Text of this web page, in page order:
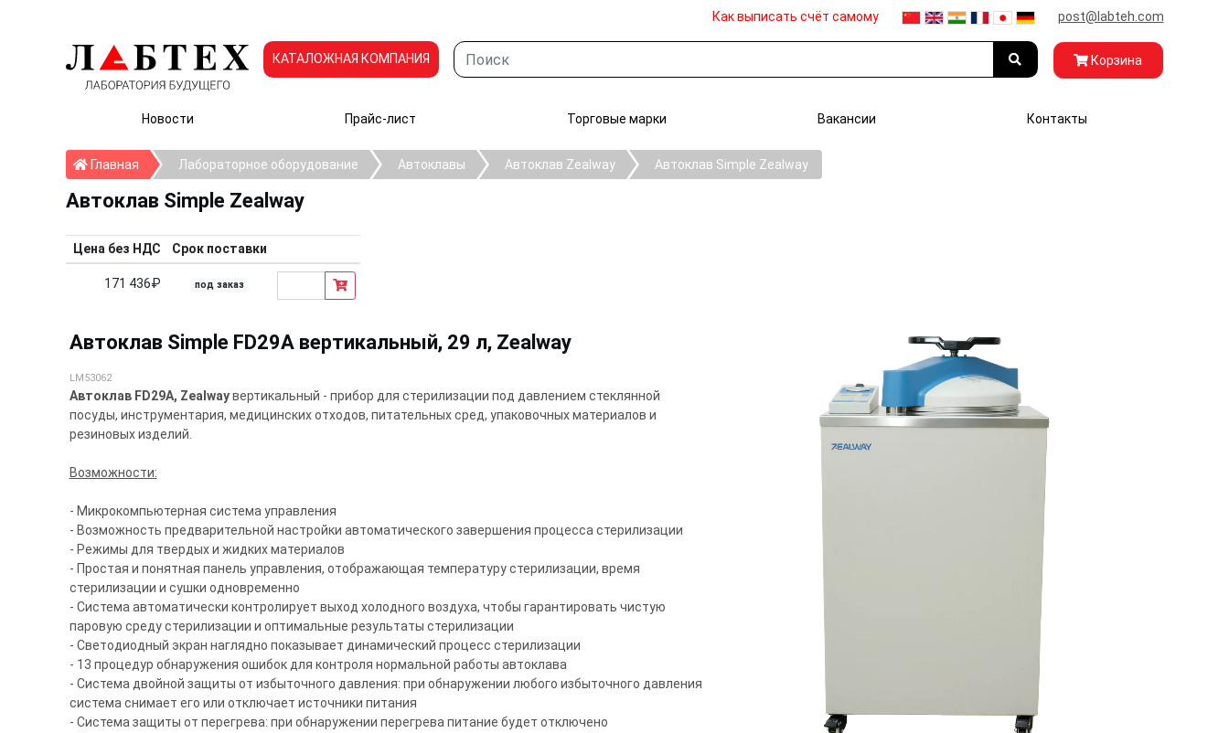
Как выписать счёт самому post@labteh.com
КАТАЛОЖНАЯ КОМПАНИЯ Корзина
Новости Прайс-лист Торговые марки Вакансии Контакты
ГлавнаяГлавнаяЛабораторное оборудование Автоклавы Автоклав Zealway Автоклав Simple Zealway
Автоклав Simple Zealway
Цена без НДС Срок поставки
171 436₽ под заказ
Автоклав Simple FD29A вертикальный, 29 л, Zealway
LM53062
Автоклав FD29A, Zealwayвертикальный - прибор для стерилизации под давлением стеклянной
посуды, инструментария, медицинских отходов, питательных сред, упаковочных материалов и
резиновых изделий.
Возможности:
- Микрокомпьютерная система управления
- Возможность предварительной настройки автоматического завершения процесса стерилизации
- Режимы для твердых и жидких материалов
- Простая и понятная панель управления, отображающая температуру стерилизации, время
стерилизации и сушки одновременно
- Система автоматически контролирует выход холодного воздуха, чтобы гарантировать чистую
паровую среду стерилизации и оптимальные результаты стерилизации
- Светодиодный экран наглядно показывает динамический процесс стерилизации
- 13 процедур обнаружения ошибок для контроля нормальной работы автоклава
- Система двойной защиты от избыточного давления: при обнаружении любого избыточного давления
система снимает его или отключает источники питания
- Система защиты от перегрева: при обнаружении перегрева питание будет отключено